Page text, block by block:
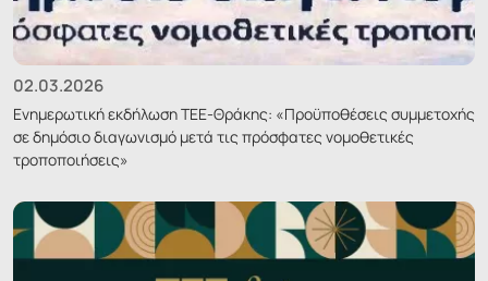
02.03.2026
Ενημερωτική εκδήλωση ΤΕΕ-Θράκης: «Προϋποθέσεις συμμετοχής
σε δημόσιο διαγωνισμό μετά τις πρόσφατες νομοθετικές
τροποποιήσεις»